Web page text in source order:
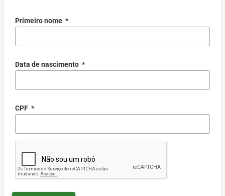
Primeiro nome *
Data de nascimento *
CPF *